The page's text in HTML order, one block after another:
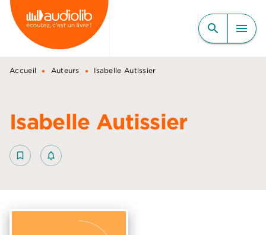
MENU RECHERCHE
CONTENU
PIED DE PAGE
search menu
Accueil • Auteurs • Isabelle Autissier
Isabelle Autissier
bookmark_border notifications_none_outlined